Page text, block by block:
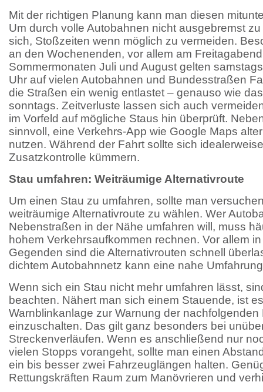
Mit der richtigen Planung kann man diesen
Um durch volle Autobahnen nicht ausgebremst
sich, Stoßzeiten wenn möglich zu vermeiden.
an den Wochenenden, vor allem am
Sommermonaten Juli und August gelten
Uhr auf vielen Autobahnen und Bundesstraßen
die Straßen ein wenig entlastet – genauso wie
sonntags. Zeitverluste lassen sich auch
im Vorfeld auf mögliche Staus hin überprüft.
sinnvoll, eine Verkehrs-App wie Google Maps
nutzen. Während der Fahrt sollte sich
Zusatzkontrolle kümmern.
Stau umfahren: Weiträumige Alternativroute
Um einen Stau zu umfahren, sollte man
weiträumige Alternativroute zu wählen. Wer
Nebenstraßen in der Nähe umfahren will, muss
hohem Verkehrsaufkommen rechnen. Vor allem
Gegenden sind die Alternativrouten schnell
dichtem Autobahnnetz kann eine nahe
Wenn sich ein Stau nicht mehr umfahren lässt,
beachten. Nähert man sich einem Stauende, ist
Warnblinkanlage zur Warnung der nachfolgenden
einzuschalten. Das gilt ganz besonders bei
Streckenverläufen. Wenn es anschließend nur
vielen Stopps vorangeht, sollte man einen
ein bis besser zwei Fahrzeuglängen halten.
Rettungskräften Raum zum Manövrieren und